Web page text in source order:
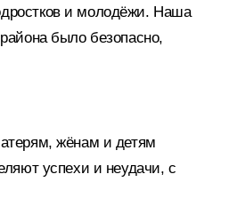
и молодёжи. Наша
было безопасно,
жёнам и детям
успехи и неудачи, с